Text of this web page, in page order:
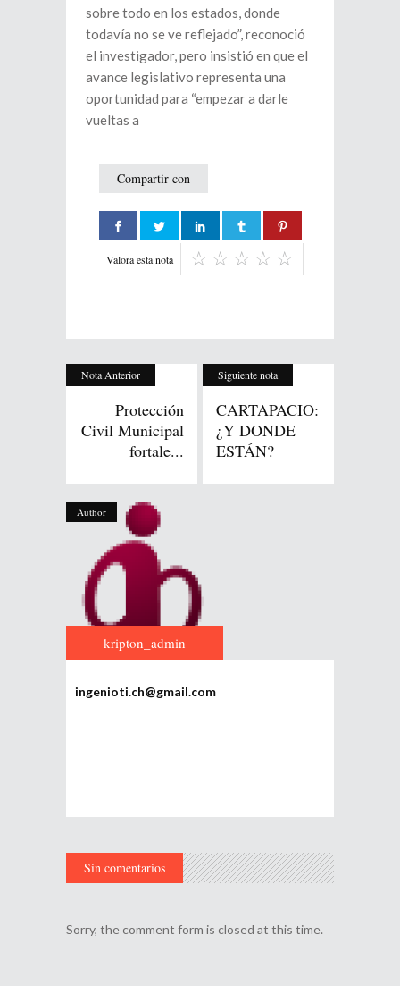
sobre todo en los estados, donde
todavía no se ve reflejado”, reconoció
el investigador, pero insistió en que el
avance legislativo representa una
oportunidad para “empezar a darle
vueltas a
Compartir con
Valora esta nota
Nota Anterior
Protección
Civil Municipal
fortale...
Siguiente nota
CARTAPACIO:
¿Y DONDE
ESTÁN?
Author
kripton_admin
ingenioti.ch@gmail.com
Sin comentarios
Sorry, the comment form is closed at this time.